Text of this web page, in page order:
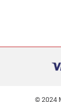
© 2024